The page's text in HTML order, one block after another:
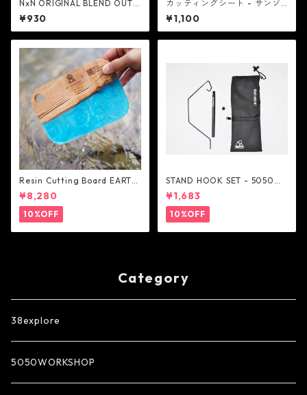
NxN ORIGINAL BLEND OUTD
OOR ONLY COFFEE - Next
Natural
¥930
カッティングシート - サンゾ
ー工務店
¥1,100
Resin Cutting Board EARTH
BORAD BLUE-OCEAN - 8A G
ARAGE
¥8,280
10%OFF
STAND HOOK SET - 5050W
ORKSHOP
¥1,683
10%OFF
Category
38explore
5050WORKSHOP